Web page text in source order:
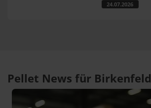
24.07.2026
Pellet News für Birkenfeld